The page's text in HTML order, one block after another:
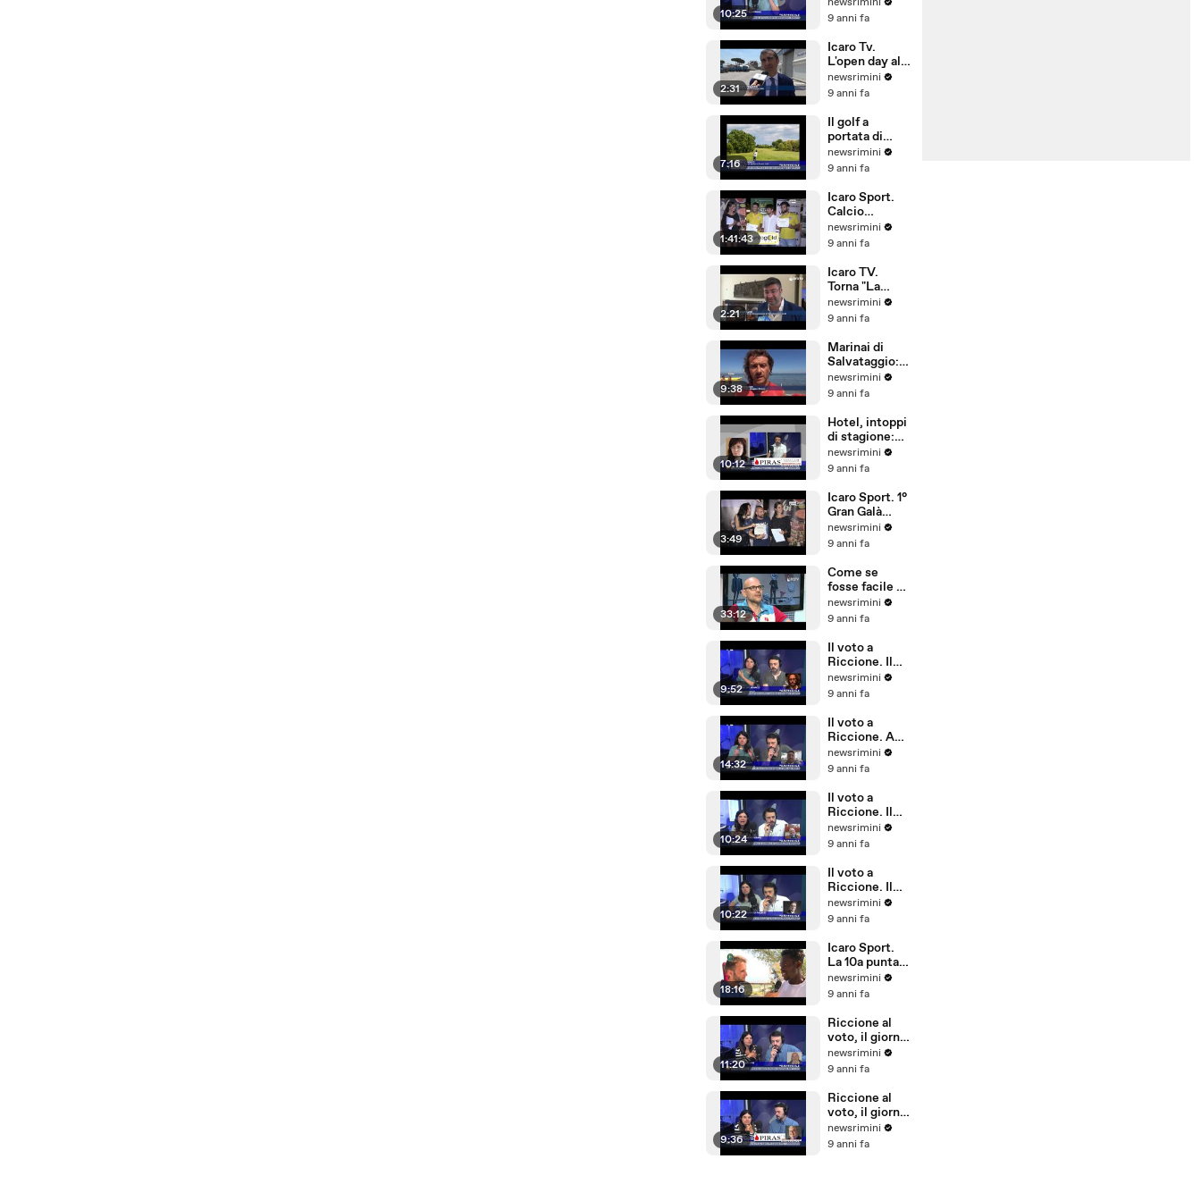
10:25
Siulp:
rischio
9 anni fa
2:31
Icaro Tv.
L'open day alla
Pesaresi Spa
di Rimini
newsrimini
9 anni fa
7:16
Il golf a
portata di
bambino. Il
Summer
Riviera Golf
newsrimini
9 anni fa
1:41:43
Icaro Sport.
Calcio
d'Estate: 1°
Gran Galà
Categoria
newsrimini
9 anni fa
2:21
Icaro TV.
Torna "La
Notte delle
Streghe", dal
2017 a San
Giovanni in M
newsrimini
9 anni fa
9:38
Marinai di
Salvataggio:
si investe
poco su
conta più
l'aspetto
economico
newsrimini
9 anni fa
10:12
Hotel, intoppi
di stagione:
troppi
portoghesi e
dipendenti
che parlano
tedesco
newsrimini
9 anni fa
3:49
Icaro Sport. 1°
Gran Galà
della Seconda
Categoria
newsrimini
9 anni fa
33:12
Come se
fosse facile -
Special Crabs
newsrimini
9 anni fa
9:52
Il voto a
Riccione. Il
commento di
Andrea
(Movimento 5
Stelle)
newsrimini
9 anni fa
14:32
Il voto a
Riccione. A
Tempo Reale
commento di
(Patto Civico
Riccione)
newsrimini
9 anni fa
10:24
Il voto a
Riccione. Il
commento di
Parmeggiani
newsrimini
9 anni fa
10:22
Il voto a
Riccione. Il
commento di
Dionigi
Forza Italia
newsrimini
9 anni fa
18:16
Icaro Sport.
La 10a puntata
del reality
sulla
Rimini alla
Barcellona
Professional
Cup
newsrimini
9 anni fa
11:20
Riccione al
voto, il giorno
dopo. Il
commento di
newsrimini
9 anni fa
9:36
Riccione al
voto, il giorno
dopo. Il
commento di
newsrimini
9 anni fa